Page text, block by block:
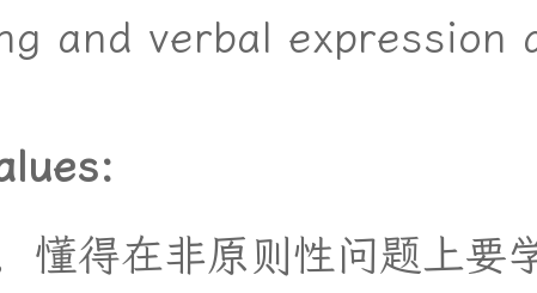
and verbal expression
懂得在非原则 性问题上要